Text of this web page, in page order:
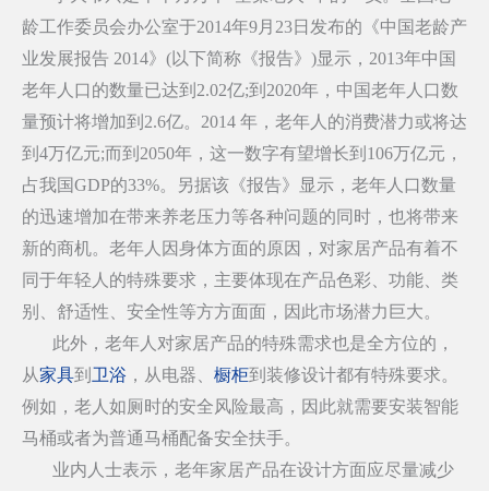
龄工作委员会办公室于2014年9月23日发布的《中国老龄产
业发展报告 2014》(以下简称《报告》)显示，2013年中国
老年人口的数量已达到2.02亿;到2020年，中国老年人口数
量预计将增加到2.6亿。2014 年，老年人的消费潜力或将达
到4万亿元;而到2050年，这一数字有望增长到106万亿元，
占我国GDP的33%。另据该《报告》显示，老年人口数量
的迅速增加在带来养老压力等各种问题的同时，也将带来
新的商机。老年人因身体方面的原因，对家居产品有着不
同于年轻人的特殊要求，主要体现在产品色彩、功能、类
别、舒适性、安全性等方方面面，因此市场潜力巨大。
此外，老年人对家居产品的特殊需求也是全方位的，
从家具到 卫浴 ，从电器、 橱柜到装修设计都有特殊要求。
例如，老人如厕时的安全风险最高，因此就需要安装智能
马桶或者为普通马桶配备安全扶手。
业内人士表示，老年家居产品在设计方面应尽量减少